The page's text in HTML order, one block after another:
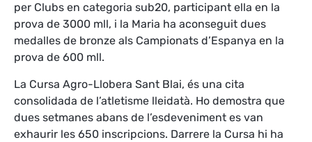
per Clubs en categoria sub20, participant ella en la
prova de 3000 mll, i la Maria ha aconseguit dues
medalles de bronze als Campionats d’Espanya en la
prova de 600 mll.
La Cursa Agro-Llobera Sant Blai, és una cita
consolidada de l’atletisme lleidatà. Ho demostra que
dues setmanes abans de l’esdeveniment es van
exhaurir les 650 inscripcions. Darrere la Cursa hi ha